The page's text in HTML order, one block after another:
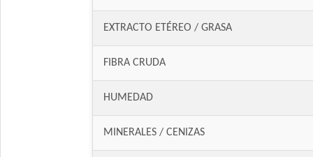
EXTRACTO ETÉREO / GRASA
FIBRA CRUDA
HUMEDAD
MINERALES / CENIZAS